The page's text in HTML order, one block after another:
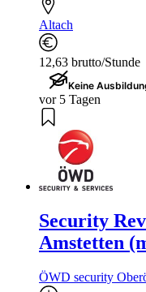
Altach
12,63 brutto/Stunde
Keine
vor 5 Tagen
Security
Amstetten
ÖWD security